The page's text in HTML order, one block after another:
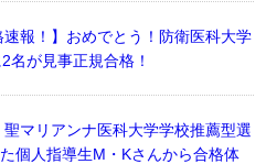
速報！】おめでとう！防衛医科大学
名が見事正規合格！
聖マリアンナ医科大学学校推薦型選
個人指導生M・Kさんから合格体